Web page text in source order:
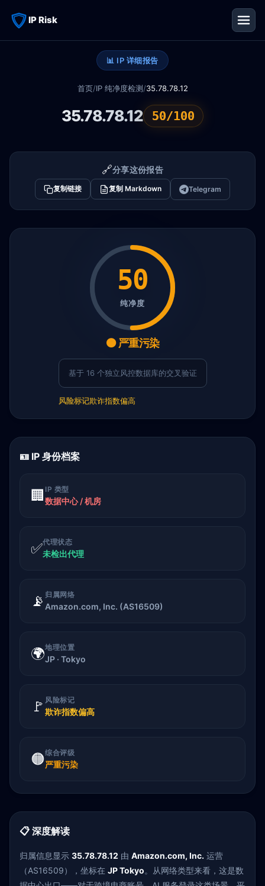
IP Risk
📊 IP 详细报告
首页/IP 纯净度检测/35.78.78.12
35.78.78.12 50/100
🔗分享这份报告
复制链接 复制 Markdown Telegram
50
纯净度
🟠 严重污染
基于 16 个独立风控数据库的交叉验证
风险标记欺诈指数偏高
🪪 IP 身份档案
🏢 IP 类型
数据中心 / 机房
✅代理状态
未检出代理
📡 归属网络
Amazon.com, Inc. (AS16509)
🌍地理位置
JP · Tokyo
🚩 风险标记
欺诈指数偏高
🟠综合评级
严重污染
📋 深度解读
归属信息显示 35.78.78.12 由 Amazon.com, Inc. 运营
（AS16509），坐标在 JP Tokyo。从网络类型来看，这是数